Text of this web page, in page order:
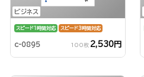
ビジネス
スピード1時間対応 スピード3時間対応
c-0895 100枚 2,530円